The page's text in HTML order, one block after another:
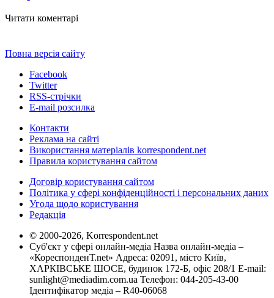
Читати коментарі
Повна версія сайту
Facebook
Twitter
RSS-стрічки
E-mail розсилка
Контакти
Реклама на сайті
Використання матеріалів korrespondent.net
Правила користування сайтом
Договір користування сайтом
Політика у сфері конфіденційності і персональних даних
Угода щодо користування
Редакція
© 2000-2026, Korrespondent.net
Суб'єкт у сфері онлайн-медіа Назва онлайн-медіа –
«КореспонденТ.net» Адреса: 02091, місто Київ,
ХАРКІВСЬКЕ ШОСЕ, будинок 172-Б, офіс 208/1 E-mail:
sunlight@mediadim.com.ua Телефон: 044-205-43-00
Ідентифікатор медіа – R40-06068